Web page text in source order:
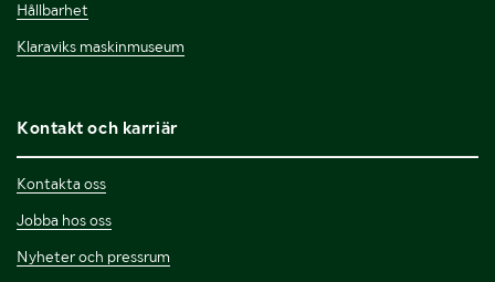
Hållbarhet
Klaraviks maskinmuseum
Kontakt och karriär
Kontakta oss
Jobba hos oss
Nyheter och pressrum